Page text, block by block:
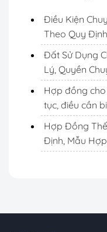
Điều Kiện
Theo Quy
Đất Sử Dụng
Lý, Quyền
Hợp đồng
tục, điều cần
Hợp Đồng
Định, Mẫu